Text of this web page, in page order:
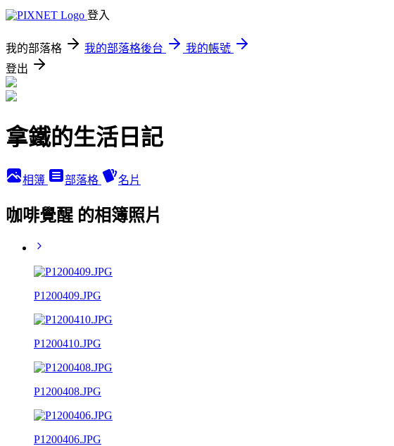
登入
我的部落格 我的部落格後台
我的帳號
登出
拿鐵的生活日記
相簿 部落格 名片
咖啡覺醒 的相簿照片
P1200409.JPG
P1200410.JPG
P1200408.JPG
P1200406.JPG